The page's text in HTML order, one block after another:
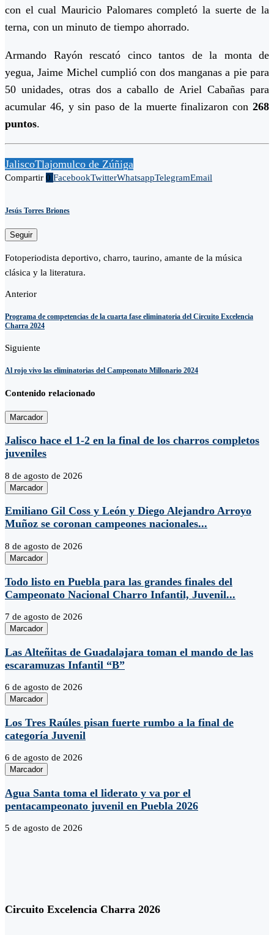
con el cual Mauricio Palomares completó la suerte de la
terna, con un minuto de tiempo ahorrado.
Armando Rayón rescató cinco tantos de la monta de
yegua, Jaime Michel cumplió con dos manganas a pie para
50 unidades, otras dos a caballo de Ariel Cabañas para
acumular 46, y sin paso de la muerte finalizaron con 268
puntos.
JaliscoTlajomulco de Zúñiga
Compartir 0 FacebookTwitterWhatsappTelegramEmail
Jesús Torres Briones
Seguir
Fotoperiodista deportivo, charro, taurino, amante de la música
clásica y la literatura.
Anterior
Programa de competencias de la cuarta fase eliminatoria del Circuito Excelencia
Charra 2024
Siguiente
Al rojo vivo las eliminatorias del Campeonato Millonario 2024
Contenido relacionado
Marcador
Jalisco hace el 1-2 en la final de los charros completos
juveniles
8 de agosto de 2026
Marcador
Emiliano Gil Coss y León y Diego Alejandro Arroyo
Muñoz se coronan campeones nacionales...
8 de agosto de 2026
Marcador
Todo listo en Puebla para las grandes finales del
Campeonato Nacional Charro Infantil, Juvenil...
7 de agosto de 2026
Marcador
Las Alteñitas de Guadalajara toman el mando de las
escaramuzas Infantil “B”
6 de agosto de 2026
Marcador
Los Tres Raúles pisan fuerte rumbo a la final de
categoría Juvenil
6 de agosto de 2026
Marcador
Agua Santa toma el liderato y va por el
pentacampeonato juvenil en Puebla 2026
5 de agosto de 2026
Circuito Excelencia Charra 2026